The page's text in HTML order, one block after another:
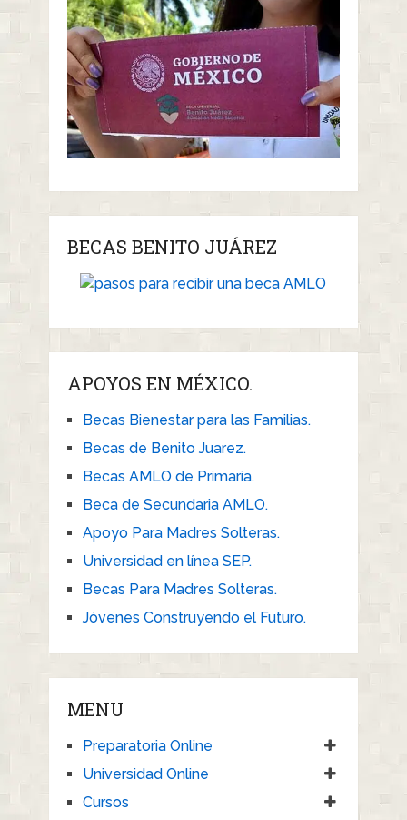
BECAS BENITO JUÁREZ
APOYOS EN MÉXICO.
Becas Bienestar para las Familias.
Becas de Benito Juarez.
Becas AMLO de Primaria.
Beca de Secundaria AMLO.
Apoyo Para Madres Solteras.
Universidad en línea SEP.
Becas Para Madres Solteras.
Jóvenes Construyendo el Futuro.
MENU
Preparatoria Online
Universidad Online
Cursos